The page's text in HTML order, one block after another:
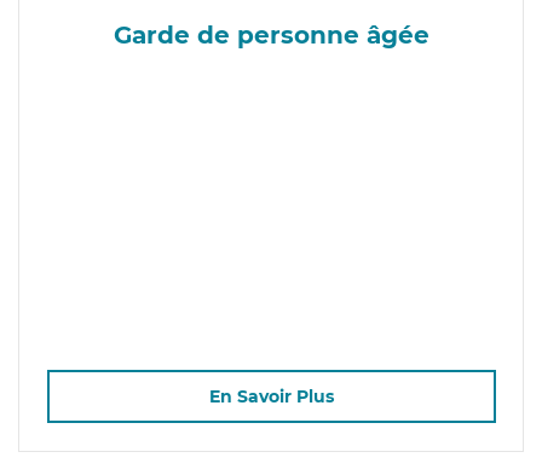
Garde de personne âgée
En Savoir Plus